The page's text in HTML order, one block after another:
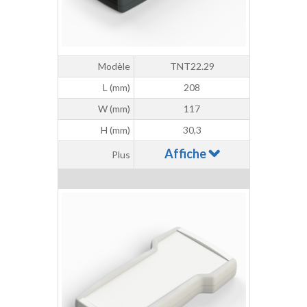
Modèle
TNT22.29
L (mm)
208
W (mm)
117
H (mm)
30,3
Plus Affiche